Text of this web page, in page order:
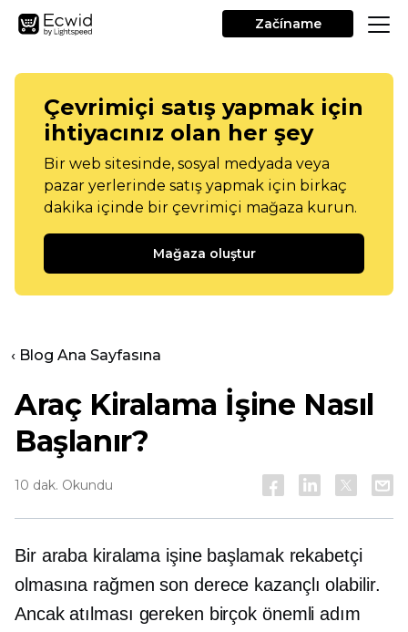
Začíname
Çevrimiçi satış yapmak için
ihtiyacınız olan her şey
Bir web sitesinde, sosyal medyada veya
pazar yerlerinde satış yapmak için birkaç
dakika içinde bir çevrimiçi mağaza kurun.
Mağaza oluştur
‹ Blog Ana Sayfasına
Araç Kiralama İşine Nasıl
Başlanır?
10 dak. Okundu
Bir araba kiralama işine başlamak rekabetçi
olmasına rağmen son derece kazançlı olabilir.
Ancak atılması gereken birçok önemli adım